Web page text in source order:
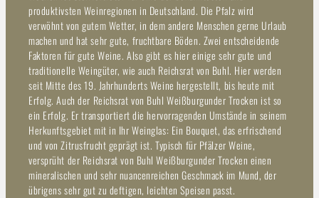
produktivsten Weinregionen in Deutschland. Die Pfalz wird
verwöhnt von gutem Wetter, in dem andere Menschen gerne Urlaub
machen und hat sehr gute, fruchtbare Böden. Zwei entscheidende
Faktoren für gute Weine. Also gibt es hier einige sehr gute und
traditionelle Weingüter, wie auch Reichsrat von Buhl. Hier werden
seit Mitte des 19. Jahrhunderts Weine hergestellt, bis heute mit
Erfolg. Auch der Reichsrat von Buhl Weißburgunder Trocken ist so
ein Erfolg. Er transportiert die hervorragenden Umstände in seinem
Herkunftsgebiet mit in Ihr Weinglas: Ein Bouquet, das erfrischend
und von Zitrusfrucht geprägt ist. Typisch für Pfälzer Weine,
versprüht der Reichsrat von Buhl Weißburgunder Trocken einen
mineralischen und sehr nuancenreichen Geschmack im Mund, der
übrigens sehr gut zu deftigen, leichten Speisen passt.